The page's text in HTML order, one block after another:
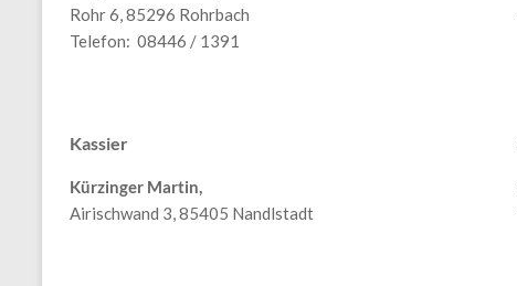
Rohr 6, 85296 Rohrbach
Telefon: 08446 / 1391
Kassier
Kürzinger Martin,
Airischwand 3, 85405 Nandlstadt